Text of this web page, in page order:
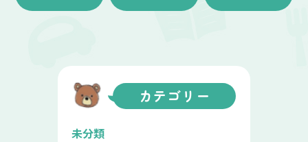
カテゴリー
未分類